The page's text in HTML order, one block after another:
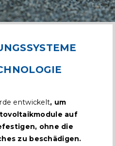
entwickelt, um
auf
ohne die
zu beschädigen.